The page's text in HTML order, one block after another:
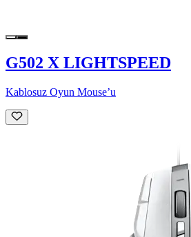
G502 X LIGHTSPEED
Kablosuz Oyun Mouse’u